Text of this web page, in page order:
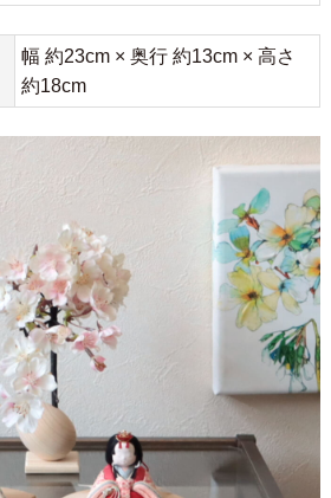
幅 約23cm × 奥行 約13cm × 高さ
約18cm